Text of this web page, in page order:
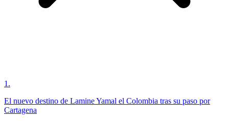
1 .
El nuevo destino de Lamine Yamal el Colombia tras su paso por
Cartagena